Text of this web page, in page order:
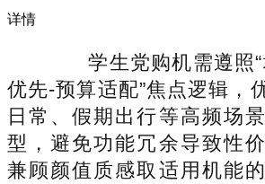
详情
学生党购机需遵照“
优先-预算适配”焦点逻辑，
日常、假期出行等高频场
型，避免功能冗余导致性
兼顾颜值质感取适用机能